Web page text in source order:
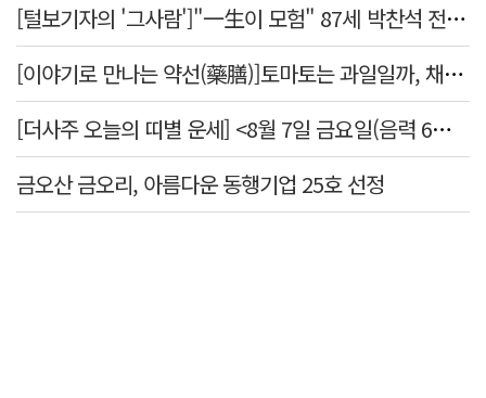
[털보기자의 '그사람']"一生이 모험" 87세 박찬석 전 경북대 총장
[이야기로 만나는 약선(藥膳)]토마토는 과일일까, 채소일까
[더사주 오늘의 띠별 운세] <8월 7일 금요일(음력 6월25일)>
금오산 금오리, 아름다운 동행기업 25호 선정